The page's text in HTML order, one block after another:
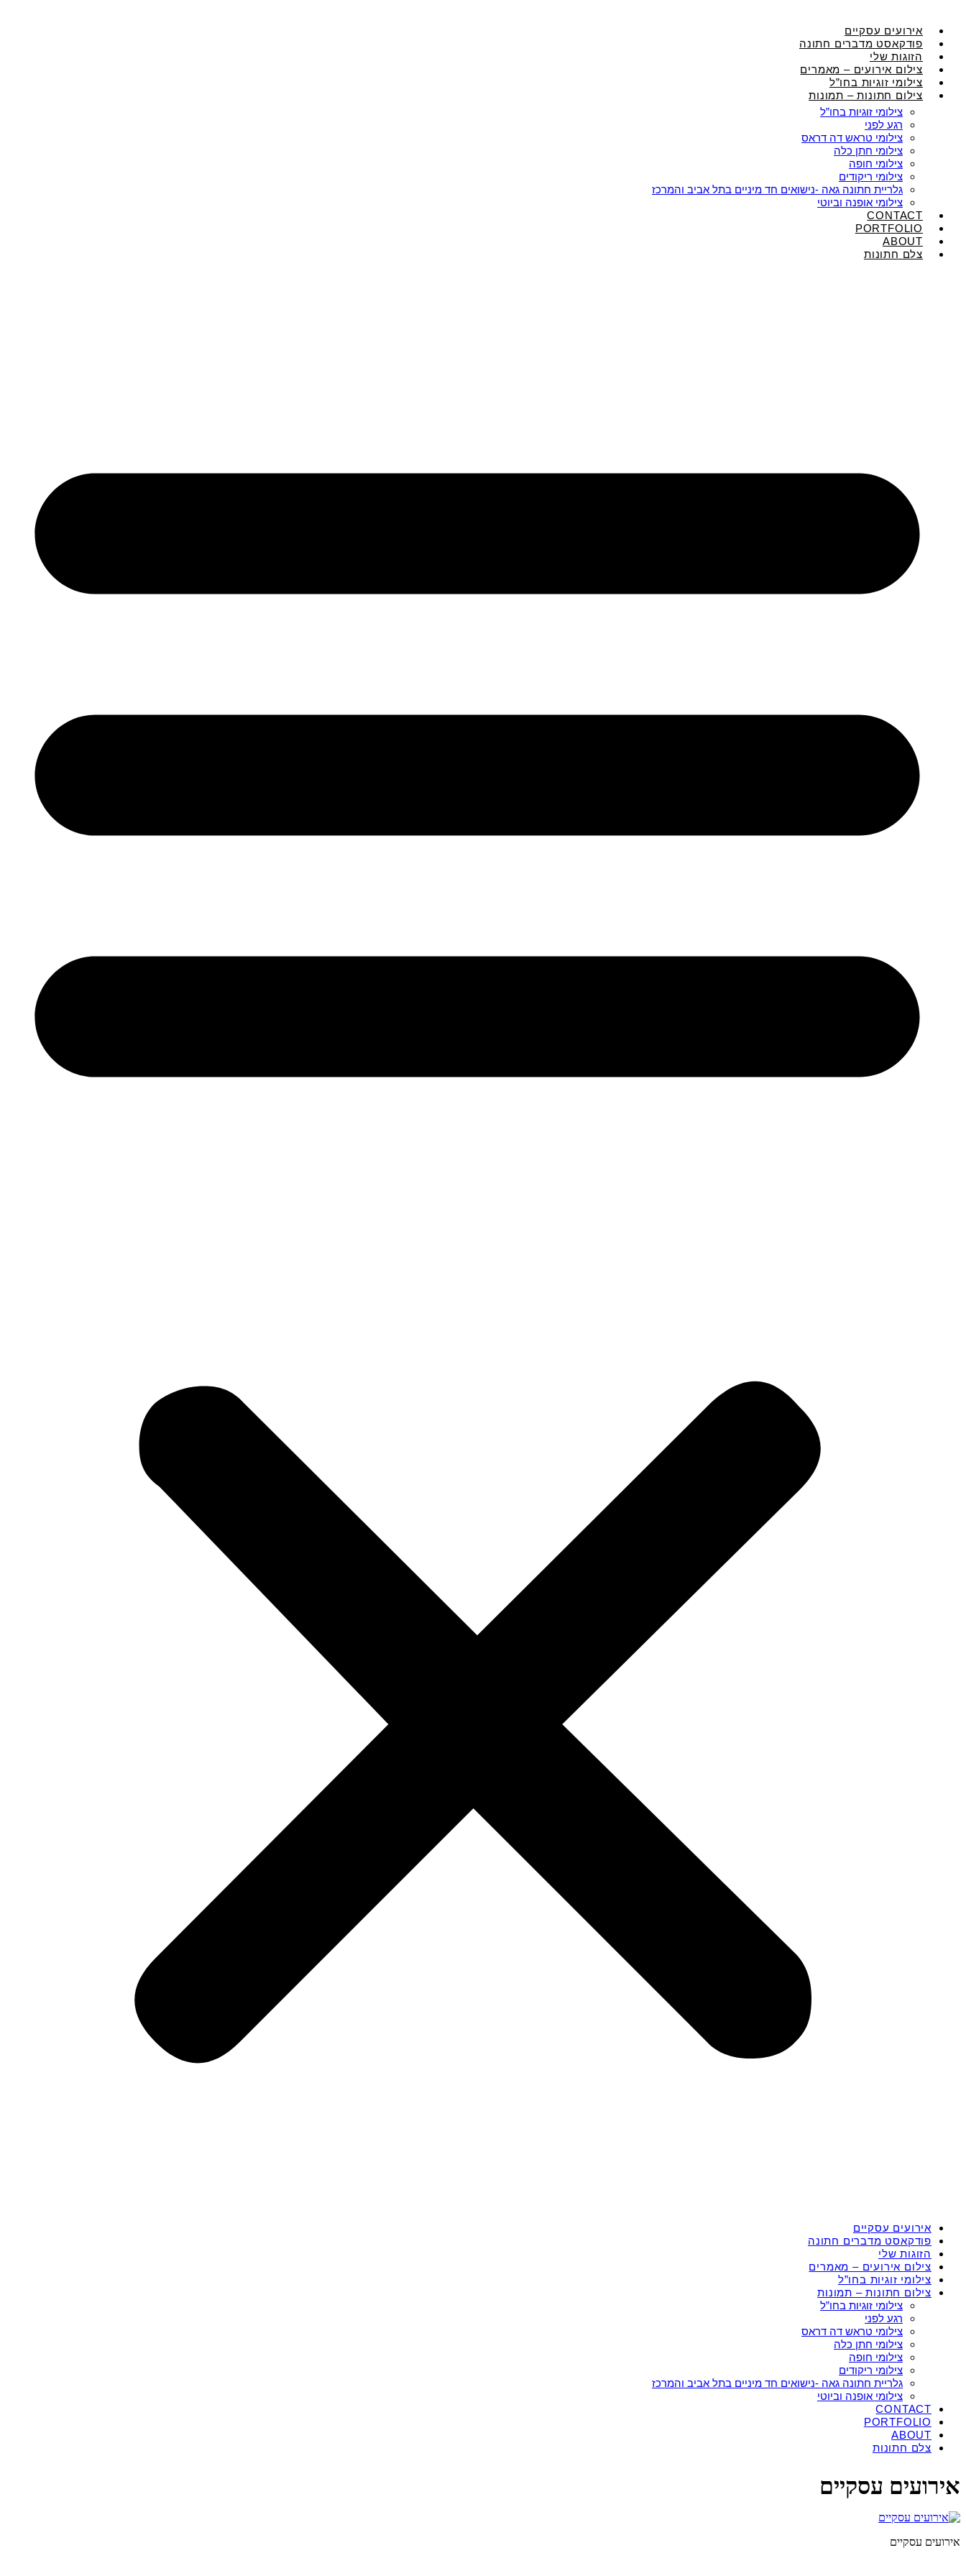
אירועים עסקיים
פודקאסט מדברים חתונה
הזוגות שלי
צילום אירועים – מאמרים
צילומי זוגיות בחו”ל
צילום חתונות – תמונות
צילומי זוגיות בחו”ל
רגע לפני
צילומי טראש דה דראס
צילומי חתן כלה
צילומי חופה
צילומי ריקודים
גלריית חתונה גאה -נישואים חד מיניים בתל אביב והמרכז
צילומי אופנה וביוטי
CONTACT
PORTFOLIO
ABOUT
צלם חתונות
אירועים עסקיים
פודקאסט מדברים חתונה
הזוגות שלי
צילום אירועים – מאמרים
צילומי זוגיות בחו”ל
צילום חתונות – תמונות
צילומי זוגיות בחו”ל
רגע לפני
צילומי טראש דה דראס
צילומי חתן כלה
צילומי חופה
צילומי ריקודים
גלריית חתונה גאה -נישואים חד מיניים בתל אביב והמרכז
צילומי אופנה וביוטי
CONTACT
PORTFOLIO
ABOUT
צלם חתונות
אירועים עסקיים
אירועים עסקיים